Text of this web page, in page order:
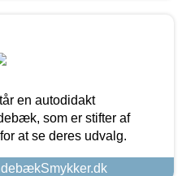
en autodidakt
som er stifter af
at se deres udvalg.